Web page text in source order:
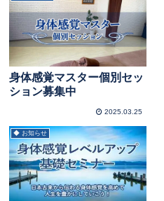
身体感覚マスター個別セッ
ション募集中
2025.03.25
◆ お知らせ